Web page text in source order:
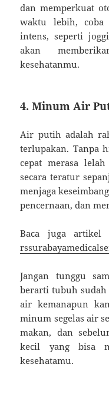
dan memperkuat
waktu lebih, coba
intens, seperti
akan
kesehatanmu.
4. Minum Air
Air putih adalah
terlupakan. Tanpa
cepat merasa
secara teratur
menjaga
pencernaan, dan
Baca juga
Jangan tunggu
berarti tubuh sudah
air kemanapun
minum segelas air
makan, dan
kecil yang bisa
kesehatamu.